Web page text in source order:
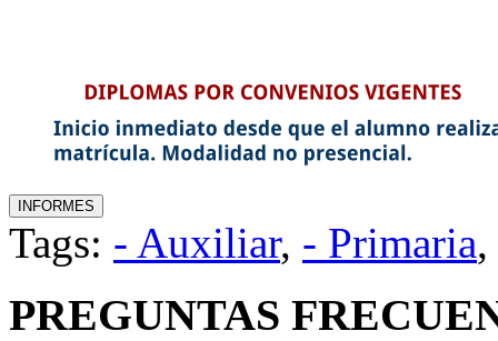
Tags: - Auxiliar, - Primaria,
PREGUNTAS